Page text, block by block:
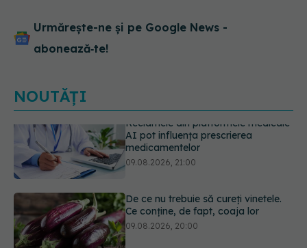
Urmărește-ne și pe Google News -
abonează‑te!
NOUTĂȚI
De ce nu trebuie să cureți vinetele.
Ce conține, de fapt, coaja lor
Excrescențele cutanate benigne în
zona genitală: cauze, simptome,